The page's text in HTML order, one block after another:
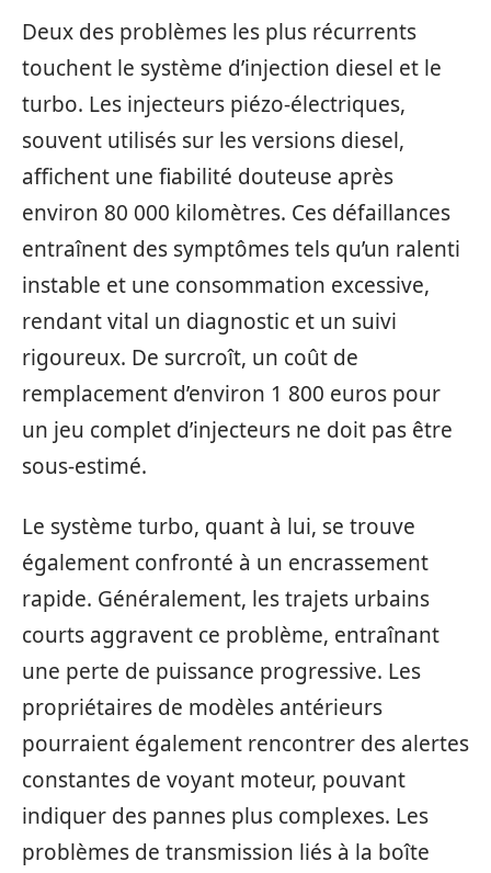
Deux des problèmes les plus récurrents
touchent le système d’injection diesel et le
turbo. Les injecteurs piézo-électriques,
souvent utilisés sur les versions diesel,
affichent une fiabilité douteuse après
environ 80 000 kilomètres. Ces défaillances
entraînent des symptômes tels qu’un ralenti
instable et une consommation excessive,
rendant vital un diagnostic et un suivi
rigoureux. De surcroît, un coût de
remplacement d’environ 1 800 euros pour
un jeu complet d’injecteurs ne doit pas être
sous-estimé.
Le système turbo, quant à lui, se trouve
également confronté à un encrassement
rapide. Généralement, les trajets urbains
courts aggravent ce problème, entraînant
une perte de puissance progressive. Les
propriétaires de modèles antérieurs
pourraient également rencontrer des alertes
constantes de voyant moteur, pouvant
indiquer des pannes plus complexes. Les
problèmes de transmission liés à la boîte